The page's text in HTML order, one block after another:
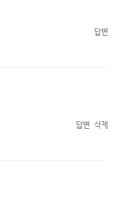
답변
답변 삭제